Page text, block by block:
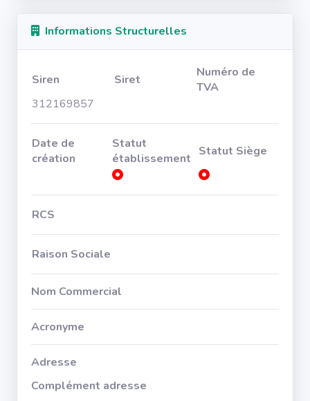
Informations Structurelles
Siren Siret
Numéro de
TVA
312169857
Date de
création
Statut
établissement Statut Siège
RCS
Raison Sociale
Nom Commercial
Acronyme
Adresse
Complément adresse